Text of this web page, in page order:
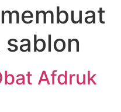
Afdruk